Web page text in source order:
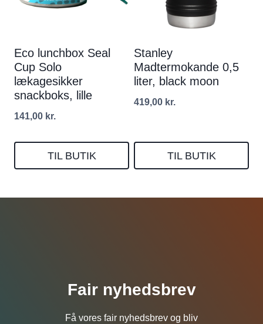
Eco lunchbox Seal
Cup Solo
lækagesikker
snackboks, lille
141,00 kr.
TIL BUTIK
Stanley
Madtermokande 0,5
liter, black moon
419,00 kr.
TIL BUTIK
Fair nyhedsbrev
Få vores fair nyhedsbrev og bliv